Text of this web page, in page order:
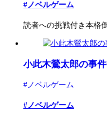
#ノベルゲーム
読者への挑戦付き本格
小此木鶯太郎の事
#ノベルゲーム
#ノベルゲーム